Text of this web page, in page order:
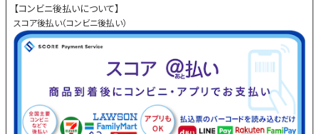
【コンビニ後払いについて】
スコア後払い（コンビニ後払い）